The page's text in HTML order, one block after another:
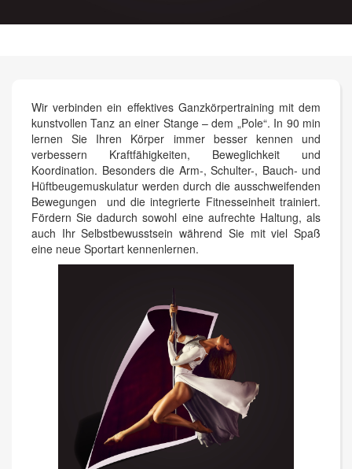
Wir verbinden ein effektives Ganzkörpertraining mit dem
kunstvollen Tanz an einer Stange – dem „Pole“. In 90 min
lernen Sie Ihren Körper immer besser kennen und
verbessern Kraftfähigkeiten, Beweglichkeit und
Koordination. Besonders die Arm-, Schulter-, Bauch- und
Hüftbeugemuskulatur werden durch die ausschweifenden
Bewegungen und die integrierte Fitnesseinheit trainiert.
Fördern Sie dadurch sowohl eine aufrechte Haltung, als
auch Ihr Selbstbewusstsein während Sie mit viel Spaß
eine neue Sportart kennenlernen.